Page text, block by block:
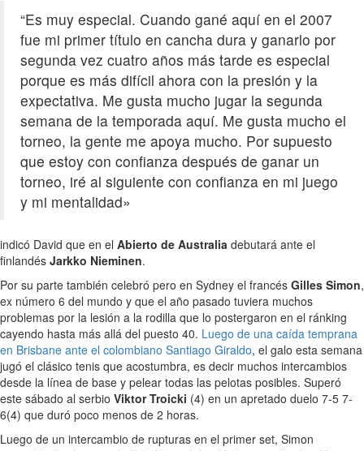
“Es muy especial. Cuando gané aquí en el 2007
fue mi primer título en cancha dura y ganarlo por
segunda vez cuatro años más tarde es especial
porque es más difícil ahora con la presión y la
expectativa. Me gusta mucho jugar la segunda
semana de la temporada aquí. Me gusta mucho el
torneo, la gente me apoya mucho. Por supuesto
que estoy con confianza después de ganar un
torneo, iré al siguiente con confianza en mi juego
y mi mentalidad»
indicó David que en el Abierto de Australia debutará ante el
finlandés Jarkko Nieminen.
Por su parte también celebró pero en Sydney el francés Gilles Simon,
ex número 6 del mundo y que el año pasado tuviera muchos
problemas por la lesión a la rodilla que lo postergaron en el ránking
cayendo hasta más allá del puesto 40. Luego de una caída temprana
en Brisbane ante el colombiano Santiago Giraldo, el galo esta semana
jugó el clásico tenis que acostumbra, es decir muchos intercambios
desde la línea de base y pelear todas las pelotas posibles. Superó
este sábado al serbio Viktor Troicki (4) en un apretado duelo 7-5 7-
6(4) que duró poco menos de 2 horas.
Luego de un intercambio de rupturas en el primer set, Simon